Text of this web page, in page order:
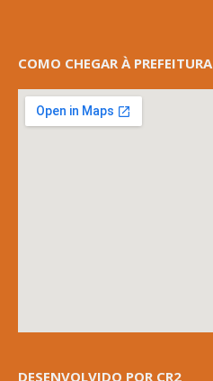
COMO CHEGAR À PREFEITURA
DESENVOLVIDO POR CR2